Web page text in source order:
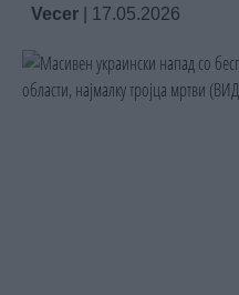
Vecer 17.05.2026